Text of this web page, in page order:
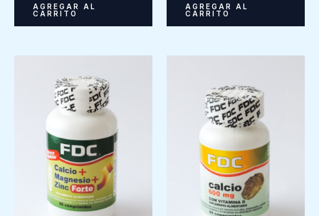
AGREGAR AL
CARRITO
AGREGAR AL
CARRITO